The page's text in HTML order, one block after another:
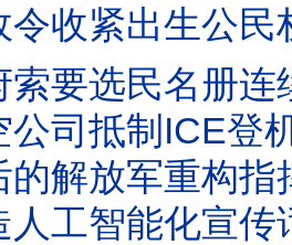
紧出生公民权/王剑
选民名册连续21次败诉/
抵制ICE登机口抓人/王
放军重构指挥系统/王
智能化宣传话语体系/王